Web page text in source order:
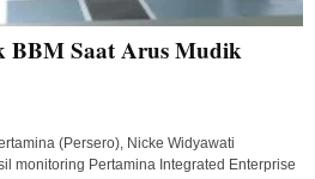
BBM Saat Arus Mudik
(Persero), Nicke Widyawati
monitoring Pertamina Integrated Enterprise